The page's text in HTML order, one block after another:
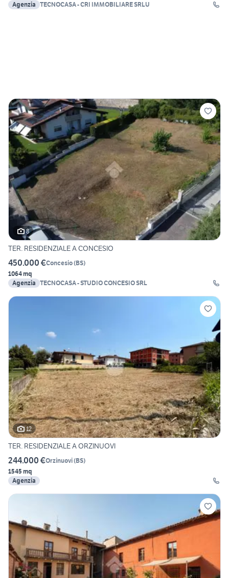
Agenzia TECNOCASA - CRI IMMOBILIARE SRLU
8
TER. RESIDENZIALE A CONCESIO
450.000 €Concesio(BS)
1064 mq
Agenzia TECNOCASA - STUDIO CONCESIO SRL
12
TER. RESIDENZIALE A ORZINUOVI
244.000 €Orzinuovi(BS)
1545 mq
Agenzia